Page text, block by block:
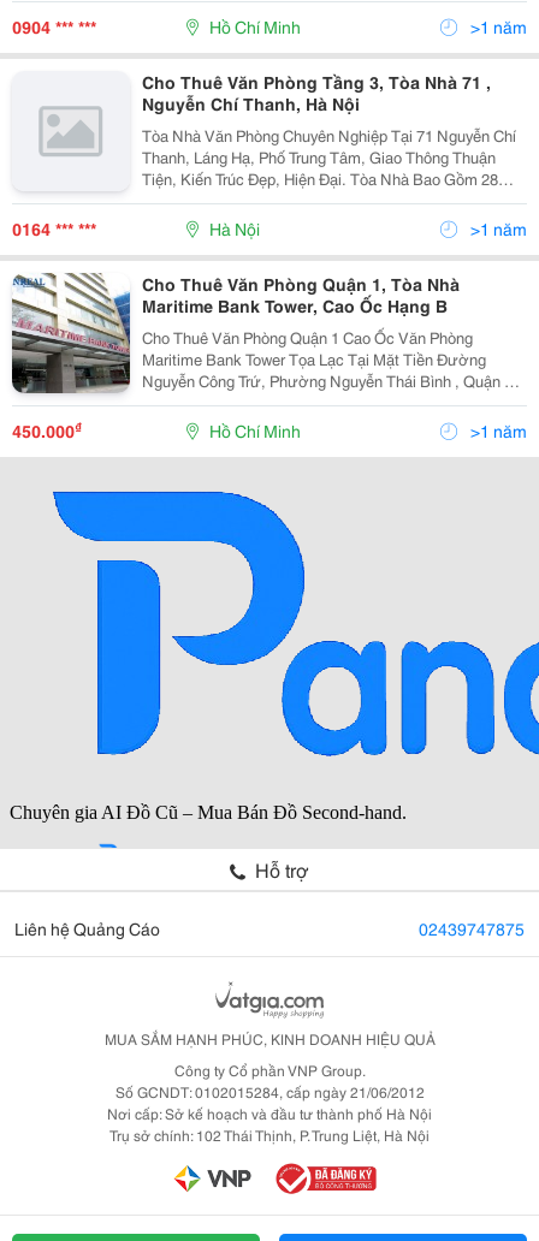
450M2 ) Giá Cho Thuê : Từ 12 &Ndash; 24 Usd/M2
0904 *** *** Hồ Chí Minh >1 năm
Cho Thuê Văn Phòng Tầng 3, Tòa Nhà 71 ,
Nguyễn Chí Thanh, Hà Nội
Tòa Nhà Văn Phòng Chuyên Nghiệp Tại 71 Nguyễn Chí
Thanh, Láng Hạ, Phố Trung Tâm, Giao Thông Thuận
Tiện, Kiến Trúc Đẹp, Hiện Đại. Tòa Nhà Bao Gồm 28
Tầng, Trang Thiết Bị Hiện Đại, Chỗ Để Xe Thuận Tiện,
Ngân Hàng Dưới Tầng 1. Cho Thuê Các Phòng Làm Việ
0164 *** *** Hà Nội >1 năm
Cho Thuê Văn Phòng Quận 1, Tòa Nhà
Maritime Bank Tower, Cao Ốc Hạng B
Cho Thuê Văn Phòng Quận 1 Cao Ốc Văn Phòng
Maritime Bank Tower Tọa Lạc Tại Mặt Tiền Đường
Nguyễn Công Trứ, Phường Nguyễn Thái Bình , Quận 1,
Thành Phố Hồ Chí Minh. Maritime Bank Tower Là Cao
Ốc Văn Phòng Hạng A Với Thiết Kế Thông Thoáng,
Theo Phong C
450.000₫ Hồ Chí Minh >1 năm
Hỗ trợ
Liên hệ Quảng Cáo 02439747875
MUA SẮM HẠNH PHÚC, KINH DOANH HIỆU QUẢ
Công ty Cổ phần VNP Group.
Số GCNDT: 0102015284, cấp ngày 21/06/2012
Nơi cấp: Sở kế hoạch và đầu tư thành phố Hà Nội
Trụ sở chính: 102 Thái Thịnh, P. Trung Liệt, Hà Nội